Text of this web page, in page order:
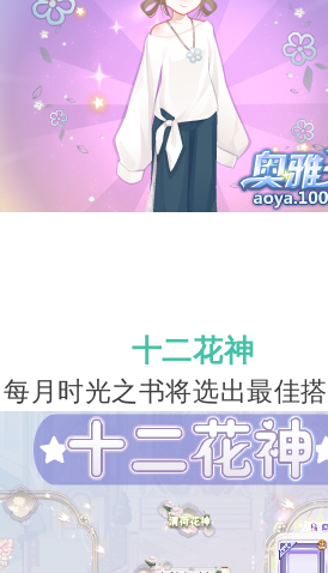
十二花神
每月时光之书将选出最佳